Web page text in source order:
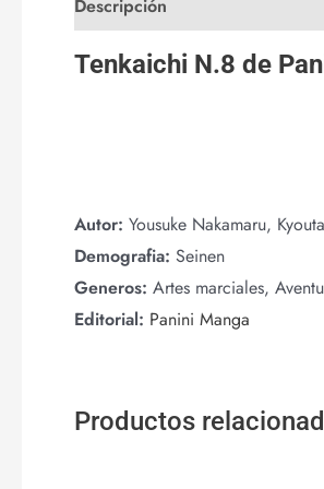
Descripción
Tenkaichi N.8 de
Autor: Yousuke Nakamaru,
Demografia: Seinen
Generos: Artes marciales,
Editorial: Panini Manga
Productos